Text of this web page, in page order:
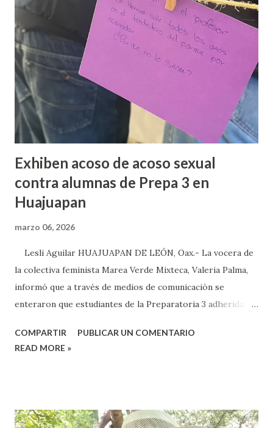
Exhiben acoso de acoso sexual
contra alumnas de Prepa 3 en
Huajuapan
marzo 06, 2026
Lesli Aguilar HUAJUAPAN DE LEÓN, Oax.- La vocera de
la colectiva feminista Marea Verde Mixteca, Valeria Palma,
informó que a través de medios de comunicación se
enteraron que estudiantes de la Preparatoria 3 adherida a
colocado un tendedero de denuncias por el tema de acoso
la colectiva acudieron a la Prepa 3 a recibir las denuncias de
COMPARTIR
PUBLICAR UN COMENTARIO
READ MORE »